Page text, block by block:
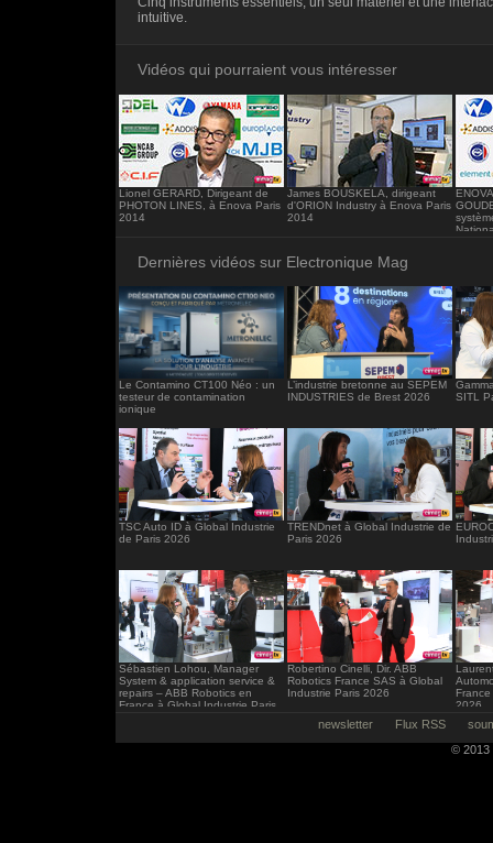
<iframe src="https://www.electronique-
frameborder="0"></iframe>
intuitive.
Vidéos qui pourraient vous intéresser
Lionel GERARD, Dirigeant de
PHOTON LINES, à Enova Paris
2014
James BOUSKELA, dirigeant
d'ORION Industry à Enova Paris
2014
Dernières vidéos sur Electronique Mag
Le Contamino CT100 Néo : un
testeur de contamination
ionique
L’industrie bretonne au SEPEM
INDUSTRIES de Brest 2026
SITL
TSC Auto ID à Global Industrie
de Paris 2026
TRENDnet à Global Industrie de
Paris 2026
Sébastien Lohou, Manager
System & application service &
repairs – ABB Robotics en
France à Global Industrie Paris
Robertino Cinelli, Dir. ABB
Robotics France SAS à Global
Industrie Paris 2026
2026
newsletter Flux RSS
© 2013